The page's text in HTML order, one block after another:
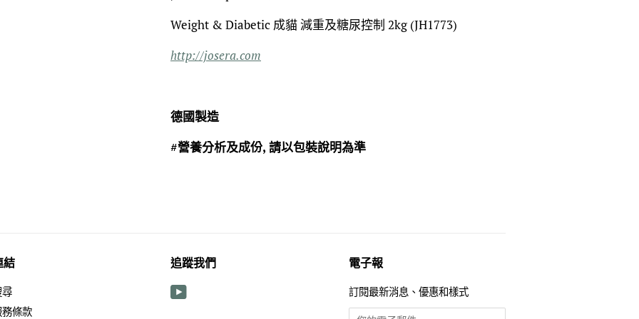
Weight & Diabetic 成貓 減重及糖尿控制 2kg (JH1773)
http://josera.com
德國製造
#營養分析及成份, 請以包裝說明為準
結
條款
追蹤我們 電子報
訂閱最新消息、優惠和樣式